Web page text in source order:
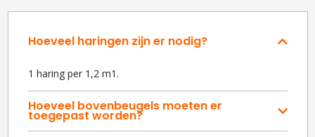
Hoeveel haringen zijn er nodig?
1 haring per 1,2 m1.
Hoeveel bovenbeugels moeten er
toegepast worden?